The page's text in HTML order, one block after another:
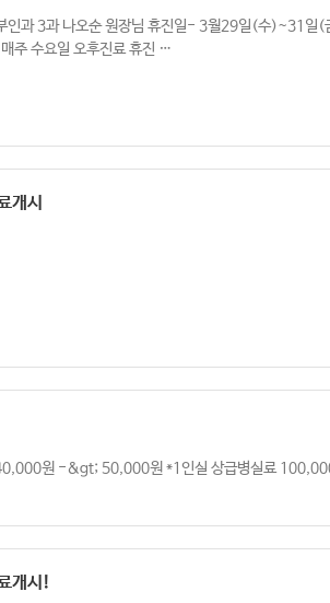
인과 3과 나오순 원장님 휴진일- 3월29일(수)~31
주 수요일 오후진료 휴진 …
개시
40,000원 -&gt; 50,000원 *1인실 상급병실료
개시!